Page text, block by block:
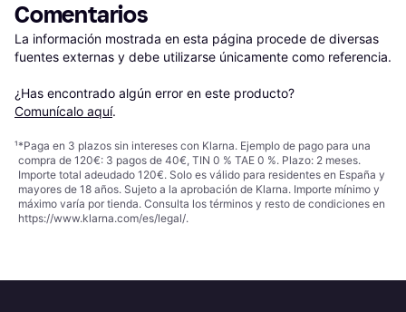
Comentarios
La información mostrada en esta página procede de diversas
fuentes externas y debe utilizarse únicamente como referencia.
¿Has encontrado algún error en este producto?
Comunícalo aquí.
¹*Paga en 3 plazos sin intereses con Klarna. Ejemplo de pago para una
compra de 120€: 3 pagos de 40€, TIN 0 % TAE 0 %. Plazo: 2 meses.
Importe total adeudado 120€. Solo es válido para residentes en España y
mayores de 18 años. Sujeto a la aprobación de Klarna. Importe mínimo y
máximo varía por tienda. Consulta los términos y resto de condiciones en
https://www.klarna.com/es/legal/.